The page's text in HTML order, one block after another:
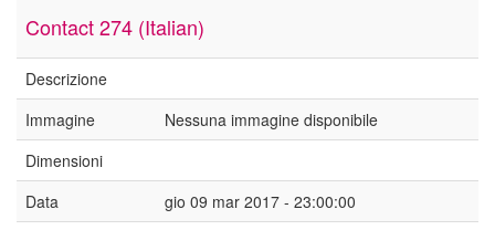
Contact 274 (Italian)
Descrizione
Immagine
Nessuna immagine disponibile
Dimensioni
Data
gio 09 mar 2017 - 23:00:00